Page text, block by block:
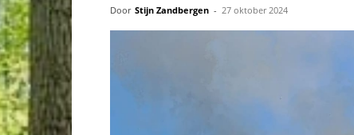
Door Stijn Zandbergen - 27 oktober 2024